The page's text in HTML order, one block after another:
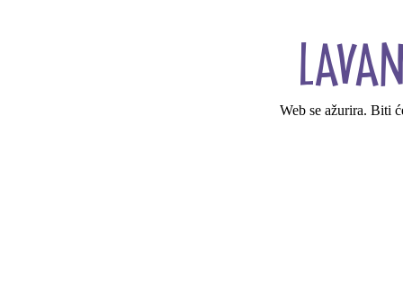
Web se ažurira. Biti